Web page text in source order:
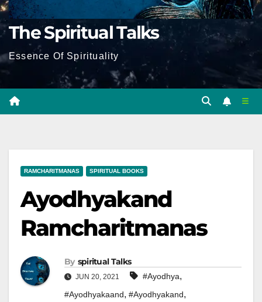
The Spiritual Talks
Essence Of Spirituality
RAMCHARITMANAS SPIRITUAL BOOKS
Ayodhyakand
Ramcharitmanas
By Spiritual Talks
JUN 20, 2021 #ayodhya,
#ayodhyakaand, #ayodhyakand,